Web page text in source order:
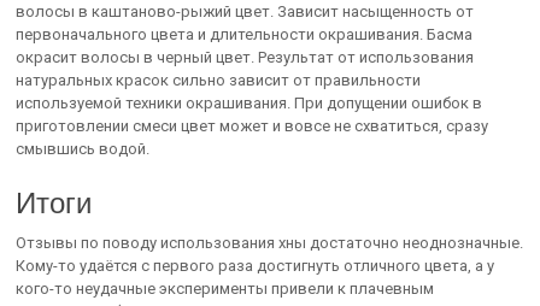
волосы в каштаново-рыжий цвет. Зависит насыщенность от
первоначального цвета и длительности окрашивания. Басма
окрасит волосы в черный цвет. Результат от использования
натуральных красок сильно зависит от правильности
используемой техники окрашивания. При допущении ошибок в
приготовлении смеси цвет может и вовсе не схватиться, сразу
смывшись водой.
Итоги
Отзывы по поводу использования хны достаточно неоднозначные.
Кому-то удаётся с первого раза достигнуть отличного цвета, а у
кого-то неудачные эксперименты привели к плачевным